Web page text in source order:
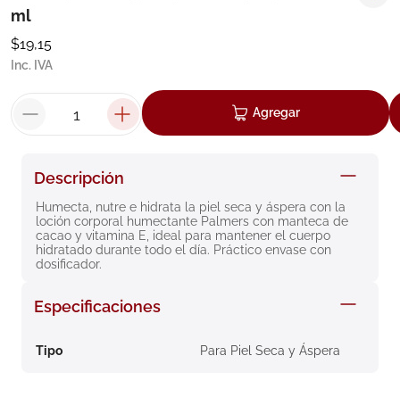
ml
$19,15
Inc. IVA
Agregar
Descripción
Humecta, nutre e hidrata la piel seca y áspera con la
loción corporal humectante Palmers con manteca de
cacao y vitamina E, ideal para mantener el cuerpo
hidratado durante todo el día. Práctico envase con
dosificador.
Especificaciones
Tipo Para Piel Seca y Áspera
4.
5. cerave
roche posay
9. isdin
10. neumoflux